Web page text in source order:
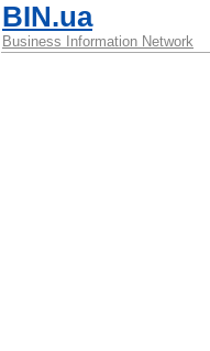
BIN.ua
Business Information Network